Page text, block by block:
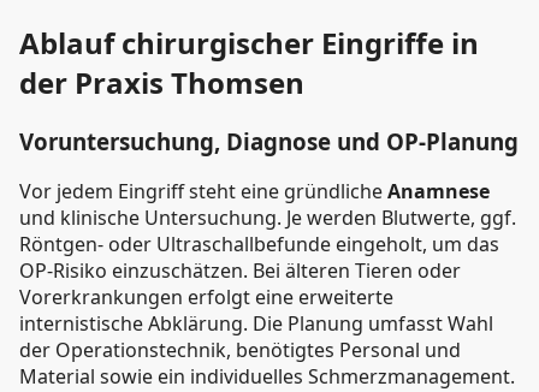
Ablauf chirurgischer Eingriffe in
der Praxis Thomsen
Voruntersuchung, Diagnose und OP-Planung
Vor jedem Eingriff steht eine gründlicheAnamnese
und klinische Untersuchung. Je werden Blutwerte, ggf.
Röntgen- oder Ultraschallbefunde eingeholt, um das
OP-Risiko einzuschätzen. Bei älteren Tieren oder
Vorerkrankungen erfolgt eine erweiterte
internistische Abklärung. Die Planung umfasst Wahl
der Operationstechnik, benötigtes Personal und
Material sowie ein individuelles Schmerzmanagement.